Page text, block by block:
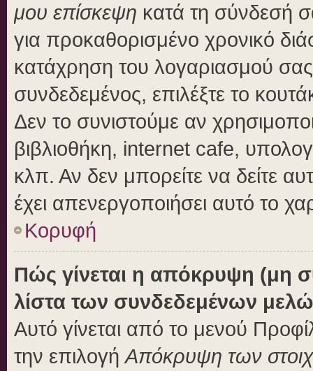
μου επίσκεψη κατά τη σύνδεσή
για προκαθορισμένο χρονικό
κατάχρηση του λογαριασμού
συνδεδεμένος, επιλέξτε το
Δεν το συνιστούμε αν
βιβλιοθήκη, internet cafe,
κλπ. Αν δεν μπορείτε να δείτε
έχει απενεργοποιήσει αυτό το
Κορυφή
Πώς γίνεται η απόκρυψη (μη
λίστα των συνδεδεμένων
Αυτό γίνεται από το μενού
την επιλογήΑπόκρυψη των